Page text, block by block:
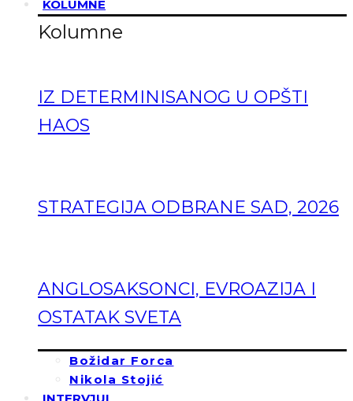
KOLUMNE
Kolumne
IZ DETERMINISANOG U OPŠTI
HAOS
STRATEGIJA ODBRANE SAD, 2026
ANGLOSAKSONCI, EVROAZIJA I
OSTATAK SVETA
Božidar Forca
Nikola Stojić